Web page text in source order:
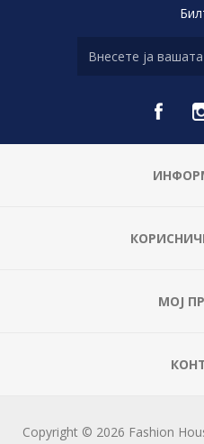
МОЈ
Copyright © 2026 Fashion